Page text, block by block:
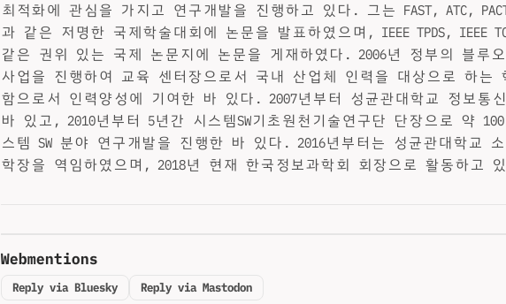
최적화에 관심을 가지고 연구개발을 진행하고 있다. 그는 FAST, ATC,
과 같은 저명한 국제학술대회에 논문을 발표하였으며, IEEE TPDS, IEEE
같은 권위 있는 국제 논문지에 논문을 게재하였다. 2006년 정부의 블루
사업을 진행하여 교육 센터장으로서 국내 산업체 인력을 대상으로 하는
함으로서 인력양성에 기여한 바 있다. 2007년부터 성균관대학교 정보통
바 있고, 2010년부터 5년간 시스템SW기초원천기술연구단 단장으로 약
스템 SW 분야 연구개발을 진행한 바 있다. 2016년부터는 성균관대학교
학장을 역임하였으며, 2018년 현재 한국정보과학회 회장으로 활동하고
Webmentions
Reply via Bluesky Reply via Mastodon